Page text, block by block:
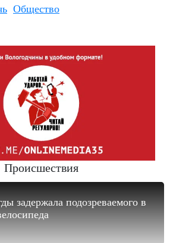
Общество
Происшествия
задержала подозреваемого в